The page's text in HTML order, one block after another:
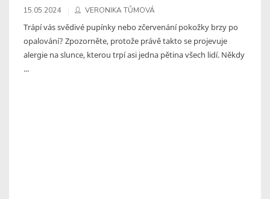
15.05.2024 VERONIKA TŮMOVÁ
Trápí vás svědivé pupínky nebo zčervenání pokožky brzy po
opalování? Zpozorněte, protože právě takto se projevuje
alergie na slunce, kterou trpí asi jedna pětina všech lidí. Někdy
...